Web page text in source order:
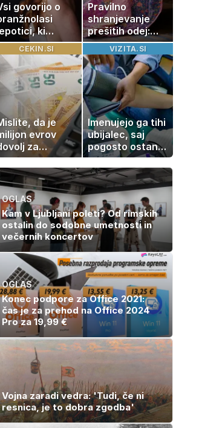
govorijo o
ki
s
Pravilno
shranjevanje
prešitih odej:
Kako ohraniti
družinsko
dediščino
CEKIN.SI
da je
evrov
za
Te
so
šokirale Evropo
VIZITA.SI
Imenujejo ga tihi
ubijalec, saj
pogosto ostane
neopažen:
nenavadni
simptomi
visokega
holesterola
OGLAS
Kam v Ljubljani poleti? Od rimskih
ostalin do sodobne umetnosti in
večernih koncertov
OGLAS
Konec podpore za Office 2021:
čas je za prehod na Office 2024
Pro za 19,99 €
Vojna zaradi vedra: 'Tudi, če ni
resnica, je to dobra zgodba'